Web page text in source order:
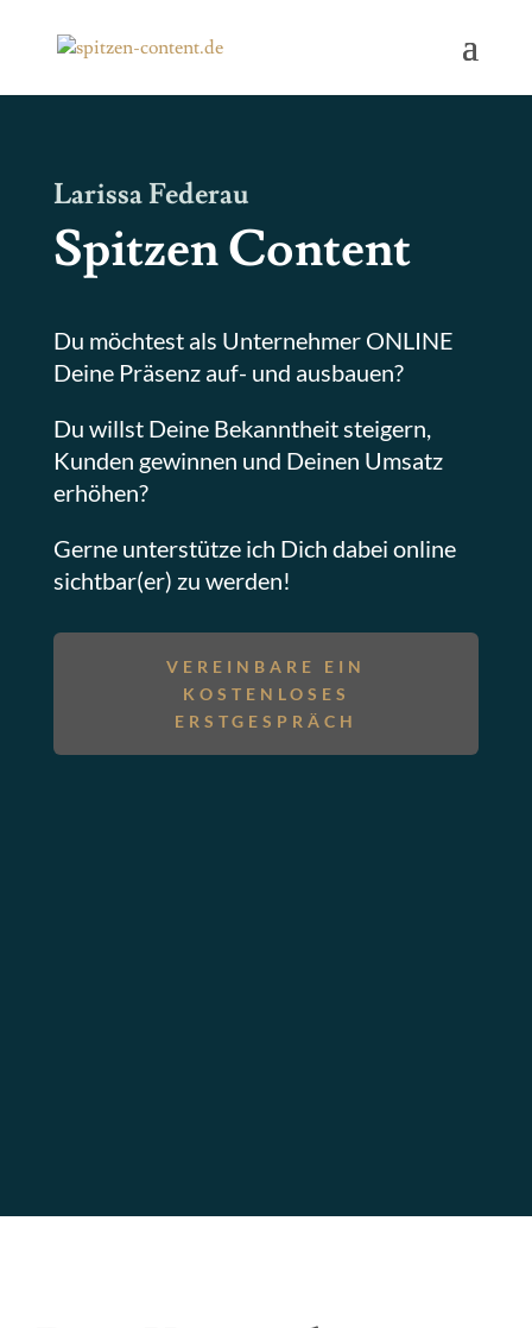
Larissa Federau
Spitzen Content
Du möchtest als Unternehmer ONLINE
Deine Präsenz auf- und ausbauen?
Du willst Deine Bekanntheit steigern,
Kunden gewinnen und Deinen Umsatz
erhöhen?
Gerne unterstütze ich Dich dabei online
sichtbar(er) zu werden!
VEREINBARE EIN
KOSTENLOSES
ERSTGESPRÄCH